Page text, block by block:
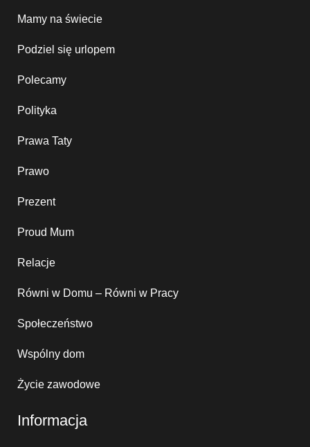
Mamy na świecie
Podziel się urlopem
Polecamy
Polityka
Prawa Taty
Prawo
Prezent
Proud Mum
Relacje
Równi w Domu – Równi w Pracy
Społeczeństwo
Wspólny dom
Życie zawodowe
Informacja